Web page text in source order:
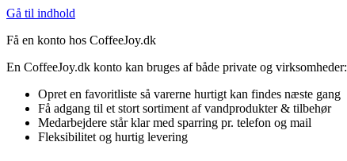
Gå til indhold
Få en konto hos CoffeeJoy.dk
En CoffeeJoy.dk konto kan bruges af både private og virksomheder:
Opret en favoritliste så varerne hurtigt kan findes næste gang
Få adgang til et stort sortiment af vandprodukter & tilbehør
Medarbejdere står klar med sparring pr. telefon og mail
Fleksibilitet og hurtig levering